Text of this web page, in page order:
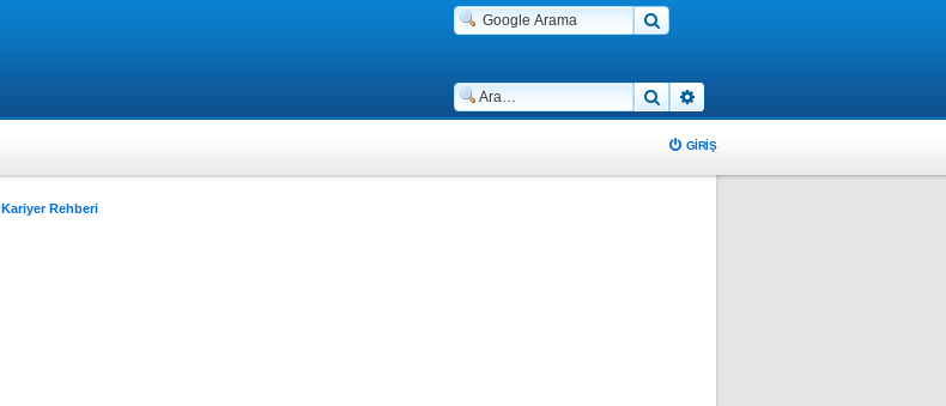
Ara
GIRIŞ
Kariyer Rehberi